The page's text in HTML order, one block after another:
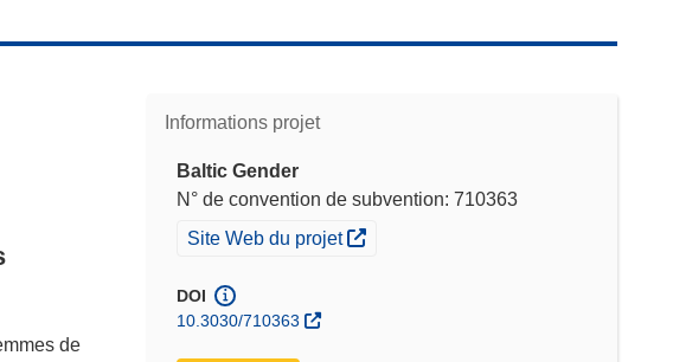
Informations projet
Baltic Gender
N° de convention de subvention: 710363
(s’ouvre dans une nouvelle fenêtre)
Site Web du projet
DOI
10.3030/710363
de